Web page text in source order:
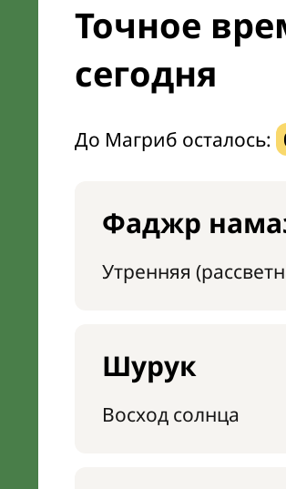
Точное
сегодня
До Магриб осталось:
Фаджр
Утренняя
Шурук
Восход солнца